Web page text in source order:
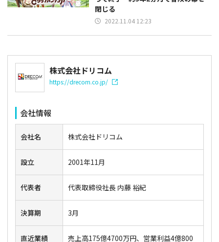
閉じる
2022.11.04 12:23
株式会社ドリコム
https://drecom.co.jp/
会社情報
会社名 株式会社ドリコム
設立 2001年11月
代表者 代表取締役社長 内藤 裕紀
決算期 3月
直近業績 売上高175億4700万円、営業利益4億800